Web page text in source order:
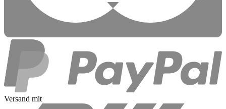
Versand mit